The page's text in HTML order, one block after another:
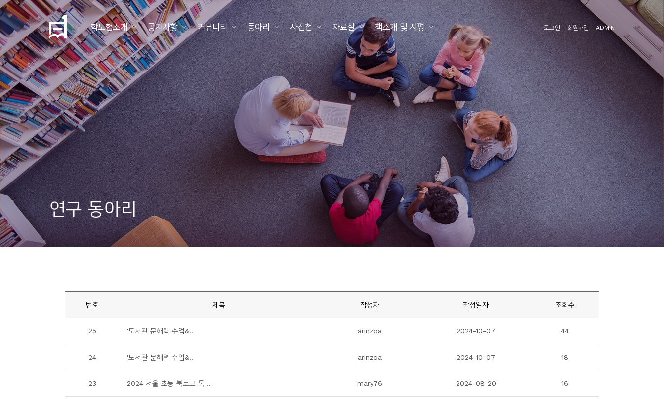
학도협소개 공지사항 커뮤니티 동아리 사진첩 자료실 책소개 및 서평 로그인 회원가입 ADMIN
연구 동아리
번호 제목 작성자 작성일자 조회수
25 '도서관 문해력 수업&.. arinzoa 2024-10-07 44
24 '도서관 문해력 수업&.. arinzoa 2024-10-07 18
23 2024 서울 초등 북토크 톡 .. mary76 2024-08-20 16
학
도
협
소
개
공
지
사
항
커
니
티